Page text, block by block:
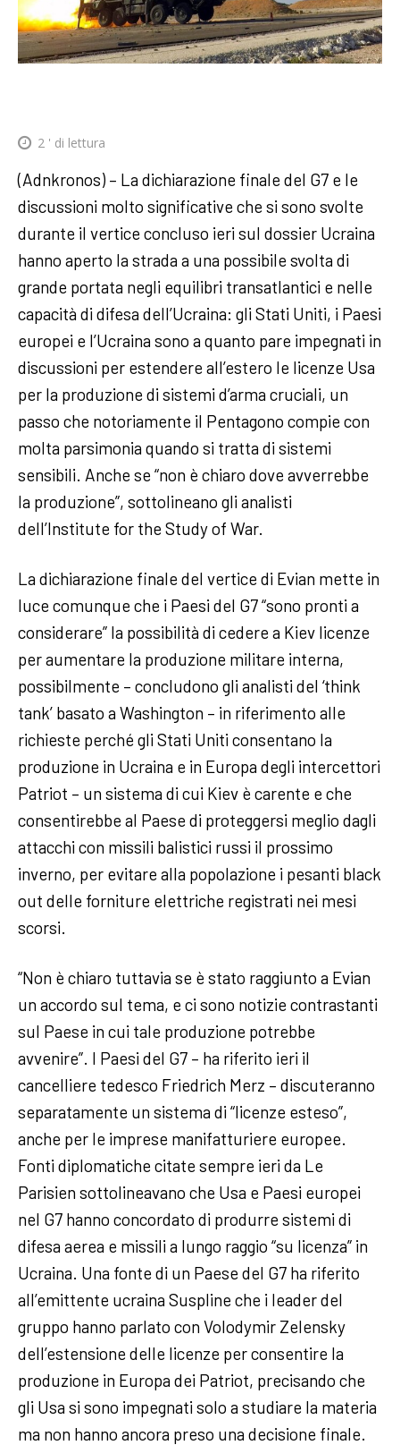
2 ' di lettura
(Adnkronos) – La dichiarazione finale del G7 e le
discussioni molto significative che si sono svolte
durante il vertice concluso ieri sul dossier Ucraina
hanno aperto la strada a una possibile svolta di
grande portata negli equilibri transatlantici e nelle
capacità di difesa dell’Ucraina: gli Stati Uniti, i Paesi
europei e l’Ucraina sono a quanto pare impegnati in
discussioni per estendere all’estero le licenze Usa
per la produzione di sistemi d’arma cruciali, un
passo che notoriamente il Pentagono compie con
molta parsimonia quando si tratta di sistemi
sensibili. Anche se “non è chiaro dove avverrebbe
la produzione”, sottolineano gli analisti
dell’Institute for the Study of War.
La dichiarazione finale del vertice di Evian mette in
luce comunque che i Paesi del G7 “sono pronti a
considerare” la possibilità di cedere a Kiev licenze
per aumentare la produzione militare interna,
possibilmente – concludono gli analisti del ‘think
tank’ basato a Washington – in riferimento alle
richieste perché gli Stati Uniti consentano la
produzione in Ucraina e in Europa degli intercettori
Patriot – un sistema di cui Kiev è carente e che
consentirebbe al Paese di proteggersi meglio dagli
attacchi con missili balistici russi il prossimo
inverno, per evitare alla popolazione i pesanti black
out delle forniture elettriche registrati nei mesi
scorsi.
“Non è chiaro tuttavia se è stato raggiunto a Evian
un accordo sul tema, e ci sono notizie contrastanti
sul Paese in cui tale produzione potrebbe
avvenire”. I Paesi del G7 – ha riferito ieri il
cancelliere tedesco Friedrich Merz – discuteranno
separatamente un sistema di “licenze esteso”,
anche per le imprese manifatturiere europee.
Fonti diplomatiche citate sempre ieri da Le
Parisien sottolineavano che Usa e Paesi europei
nel G7 hanno concordato di produrre sistemi di
difesa aerea e missili a lungo raggio “su licenza” in
Ucraina. Una fonte di un Paese del G7 ha riferito
all’emittente ucraina Suspline che i leader del
gruppo hanno parlato con Volodymir Zelensky
dell’estensione delle licenze per consentire la
produzione in Europa dei Patriot, precisando che
gli Usa si sono impegnati solo a studiare la materia
ma non hanno ancora preso una decisione finale.